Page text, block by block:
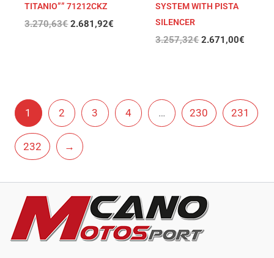
TITANIO”” 71212CKZ
3.270,63€ 2.681,92€
SYSTEM WITH PISTA
SILENCER
3.257,32€ 2.671,00€
1 2 3 4 … 230 231
232 →